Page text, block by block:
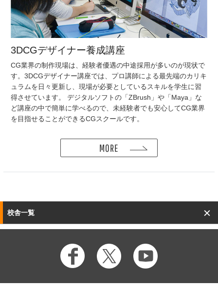
3DCGデザイナー養成講座
CG業界の制作現場は、経験者優遇の中途採用が多いのが現状で
す。3DCGデザイナー講座では、プロ講師による最先端のカリキ
ュラムを日々更新し、現場が必要としているスキルを学生に習
得させています。 デジタルソフトの「ZBrush」や「Maya」な
ど講座の中で簡単に学べるので、未経験者でも安心してCG業界
を目指せることができるCGスクールです。
MORE
校舎一覧